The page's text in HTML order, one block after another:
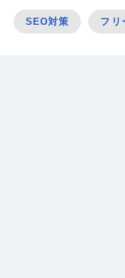
SEO対策 フリ